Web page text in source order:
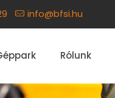
info@bfsi.hu
Rólunk